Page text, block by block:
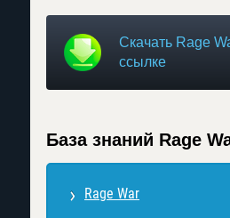
Скачать Rage
ссылке
База знаний Rage
Rage War